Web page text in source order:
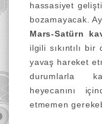
hassasiyet
bozamayacak.
Mars-Satürn
ilgili sıkıntılı
yavaş hareket
durumlarla
heyecanını
etmemen